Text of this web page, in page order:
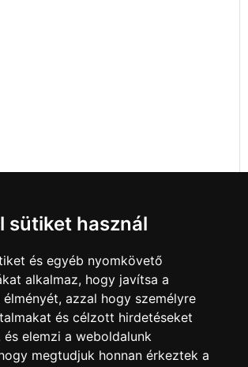
sütiket használ
és egyéb nyomkövető
alkalmaz, hogy javítsa a
élményét, azzal hogy személyre
és célzott hirdetéseket
és elemzi a weboldalunk
megtudjuk honnan érkeztek a